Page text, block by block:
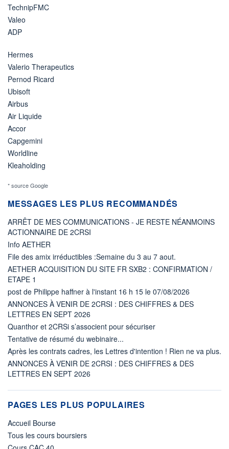
TechnipFMC
Valeo
ADP
Hermes
Valerio Therapeutics
Pernod Ricard
Ubisoft
Airbus
Air Liquide
Accor
Capgemini
Worldline
Kleaholding
* source Google
MESSAGES LES PLUS RECOMMANDÉS
ARRÊT DE MES COMMUNICATIONS - JE RESTE NÉANMOINS
ACTIONNAIRE DE 2CRSI
Info AETHER
File des amix irréductibles :Semaine du 3 au 7 aout.
AETHER ACQUISITION DU SITE FR SXB2 : CONFIRMATION /
ETAPE 1
post de Philippe haffner à l'instant 16 h 15 le 07/08/2026
ANNONCES À VENIR DE 2CRSI : DES CHIFFRES & DES
LETTRES EN SEPT 2026
Quanthor et 2CRSi s’associent pour sécuriser
Tentative de résumé du webinaire...
Après les contrats cadres, les Lettres d'intention ! Rien ne va plus.
ANNONCES À VENIR DE 2CRSI : DES CHIFFRES & DES
LETTRES EN SEPT 2026
PAGES LES PLUS POPULAIRES
Accueil Bourse
Tous les cours boursiers